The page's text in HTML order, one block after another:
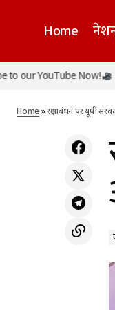
Home
ब्लॉक प्रमुख और जिला
Now!
Home»रक्षाबंधन पर यूपी